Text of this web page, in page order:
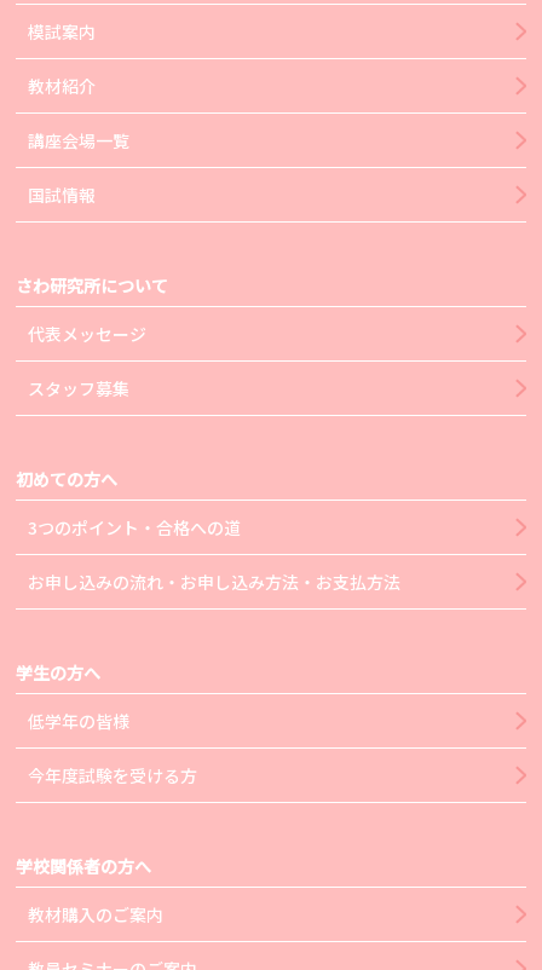
模試案内
教材紹介
講座会場一覧
国試情報
さわ研究所について
代表メッセージ
スタッフ募集
初めての方へ
3つのポイント・合格への道
お申し込みの流れ・お申し込み方法・お支払方法
学生の方へ
低学年の皆様
今年度試験を受ける方
学校関係者の方へ
教材購入のご案内